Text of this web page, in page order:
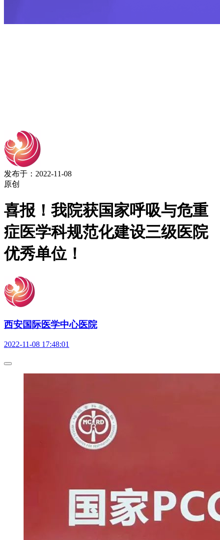
发布于：2022-11-08
原创
喜报！我院获国家呼吸与危重
症医学科规范化建设三级医院
优秀单位！
西安国际医学中心医院
2022-11-08 17:48:01